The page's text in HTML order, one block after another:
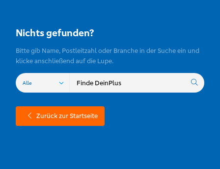
Nichts gefunden?
Bitte gib Name, Postleitzahl oder Branche in der Suche ein und
klicke anschließend auf die Lupe.
Zurück zur Startseite